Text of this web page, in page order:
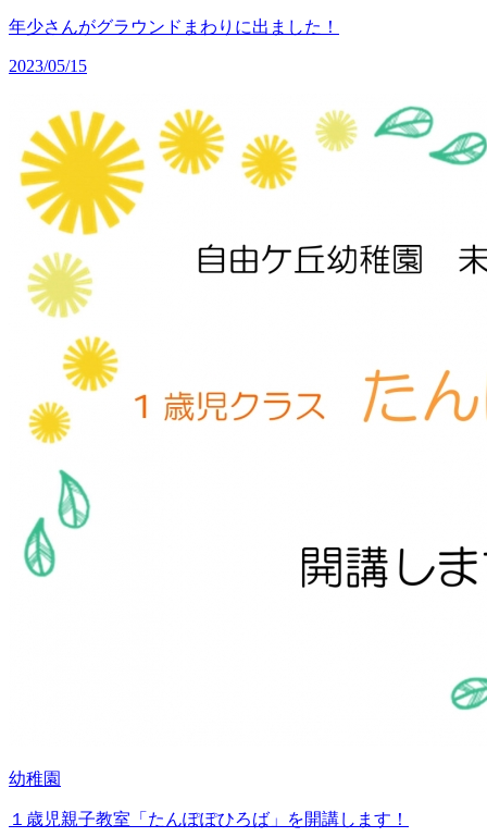
年少さんがグラウンドまわりに出ました！
2023/05/15
幼稚園
１歳児親子教室「たんぽぽひろば」を開講します！